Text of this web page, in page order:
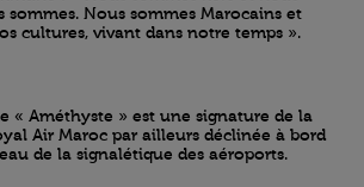
Nous sommes Marocains et
cultures, vivant dans notre temps ».
« Améthyste » est une signature de la
Air Maroc par ailleurs déclinée à bord
de la signalétique des aéroports.